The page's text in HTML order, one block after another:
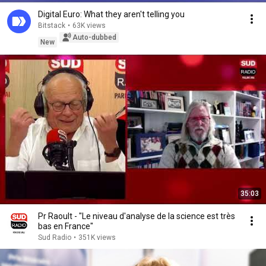
Digital Euro: What they aren't telling you
Bitstack • 63K views
New
Auto-dubbed
35:03
Pr Raoult - "Le niveau d'analyse de la science est très
bas en France"
Sud Radio • 351K views